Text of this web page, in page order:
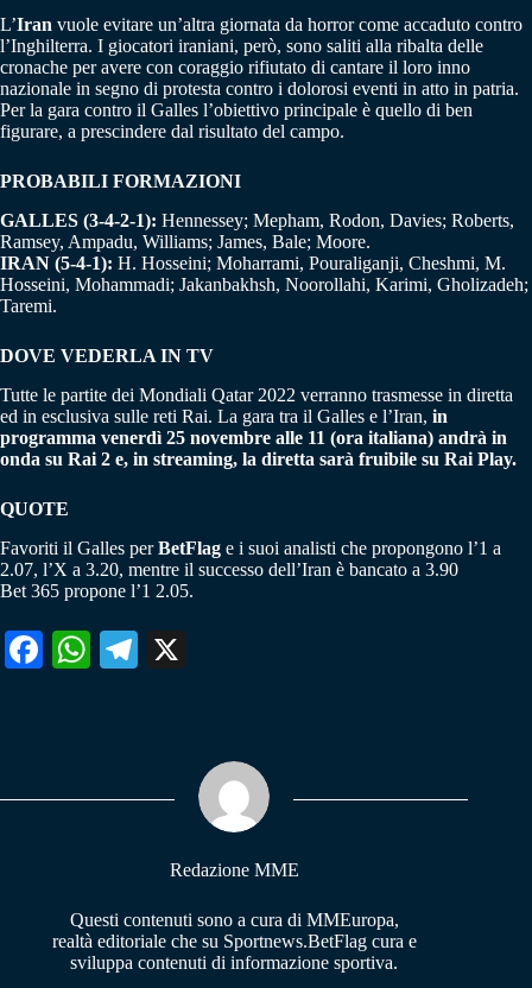
L’Iran vuole evitare un’altra giornata da horror come accaduto contro
l’Inghilterra. I giocatori iraniani, però, sono saliti alla ribalta delle
cronache per avere con coraggio rifiutato di cantare il loro inno
nazionale in segno di protesta contro i dolorosi eventi in atto in patria.
Per la gara contro il Galles l’obiettivo principale è quello di ben
figurare, a prescindere dal risultato del campo.
PROBABILI FORMAZIONI
GALLES (3-4-2-1): Hennessey; Mepham, Rodon, Davies; Roberts,
Ramsey, Ampadu, Williams; James, Bale; Moore.
IRAN (5-4-1): H. Hosseini; Moharrami, Pouraliganji, Cheshmi, M.
Hosseini, Mohammadi; Jakanbakhsh, Noorollahi, Karimi, Gholizadeh;
Taremi.
DOVE VEDERLA IN TV
Tutte le partite dei Mondiali Qatar 2022 verranno trasmesse in diretta
ed in esclusiva sulle reti Rai. La gara tra il Galles e l’Iran, in
programma venerdì 25 novembre alle 11 (ora italiana) andrà in
onda su Rai 2 e, in streaming, la diretta sarà fruibile su Rai Play.
QUOTE
Favoriti il Galles perBetFlag e i suoi analisti che propongono l’1 a
2.07, l’X a 3.20, mentre il successo dell’Iran è bancato a 3.90
Bet 365 propone l’1 2.05.
Fa W
pp
Te
m
Redazione MME
Questi contenuti sono a cura di MMEuropa,
realtà editoriale che su Sportnews.BetFlag cura e
sviluppa contenuti di informazione sportiva.